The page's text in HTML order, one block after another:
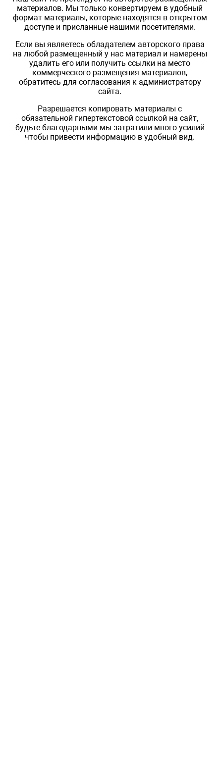
материалов. Мы только конвертируем в удобный
формат материалы, которые находятся в открытом
доступе и присланные нашими посетителями.
Если вы являетесь обладателем авторского права
на любой размещенный у нас материал и намерены
удалить его или получить ссылки на место
коммерческого размещения материалов,
обратитесь для согласования к администратору
сайта.
Разрешается копировать материалы с
обязательной гипертекстовой ссылкой на сайт,
будьте благодарными мы затратили много усилий
чтобы привести информацию в удобный вид.